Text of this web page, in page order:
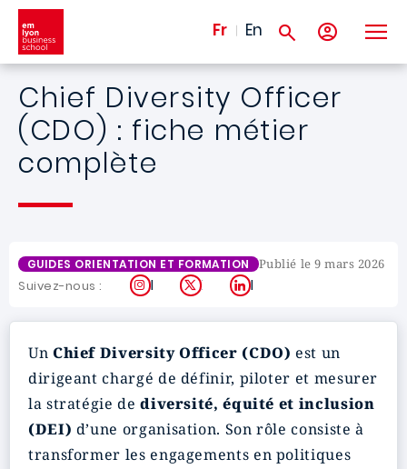
Aller au contenu principal
Fr En
Chief Diversity Officer
(CDO) : fiche métier
complète
GUIDES ORIENTATION ET FORMATION Publié le 9 mars 2026
Suivez-nous : Instagram
X LinkedIn
Un Chief Diversity Officer (CDO) est un
dirigeant chargé de définir, piloter et mesurer
la stratégie dediversité, équité et inclusion
(DEI) d’une organisation. Son rôle consiste à
transformer les engagements en politiques